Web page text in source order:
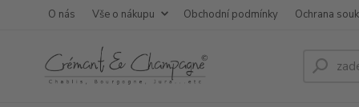
O nás Vše o nákupu Obchodní podmínky Ochrana